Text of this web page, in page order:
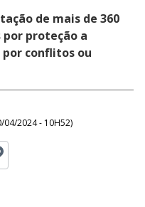
de mais de 360
proteção a
conflitos ou
04/2024 - 10H52)